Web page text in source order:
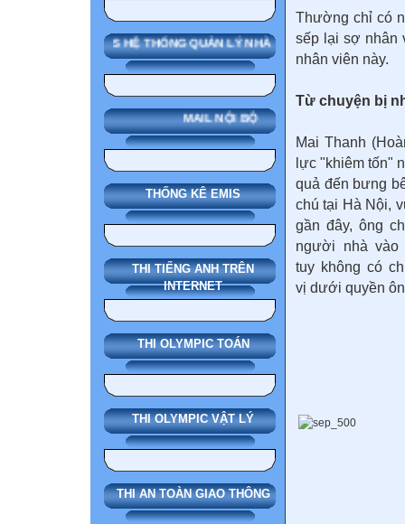
SMAS HỆ THỐNG QUẢN LÝ NHÀ TRƯỜNG
MAIL NỘI BỘ
THỐNG KÊ EMIS
THI TIẾNG ANH TRÊN
INTERNET
THI OLYMPIC TOÁN
THI OLYMPIC VẬT LÝ
THI AN TOÀN GIAO THÔNG
Thường chỉ có
sếp lại sợ nhân
nhân viên này.
Từ chuyện bị
Mai Thanh
lực "khiêm tốn"
quả đến bưng
chú tại Hà Nội,
gần đây, ông
người nhà vào
tuy không có
vị dưới quyền